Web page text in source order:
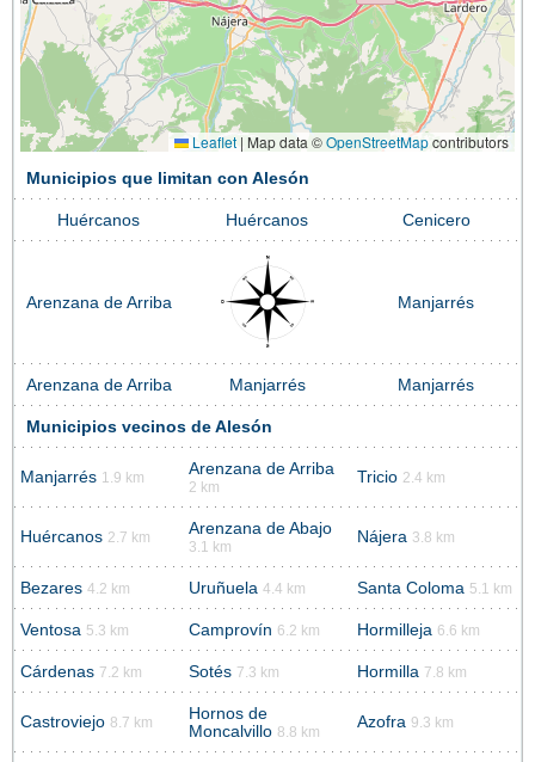
Leaflet | Map data ©OpenStreetMapcontributors
Municipios que limitan con Alesón
Huércanos Huércanos Cenicero
Arenzana de Arriba Manjarrés
Arenzana de Arriba Manjarrés Manjarrés
Municipios vecinos de Alesón
Manjarrés 1.9 km Arenzana de Arriba
2 km
Tricio 2.4 km
Huércanos 2.7 km Arenzana de Abajo
3.1 km
Nájera 3.8 km
Bezares 4.2 km Uruñuela 4.4 km Santa Coloma 5.1 km
Ventosa 5.3 km Camprovín 6.2 km Hormilleja 6.6 km
Cárdenas 7.2 km Sotés 7.3 km Hormilla 7.8 km
Castroviejo 8.7 km
Hornos de
Moncalvillo 8.8 km
Azofra 9.3 km